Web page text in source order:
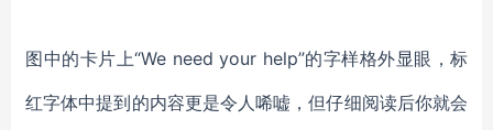
图中的卡片上“We need your help”的字样格外显眼，标
红字体中提到的内容更是令人唏嘘，但仔细阅读后你就会